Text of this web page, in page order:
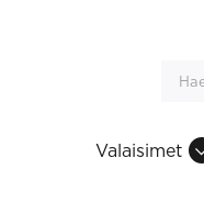
Valaisimet